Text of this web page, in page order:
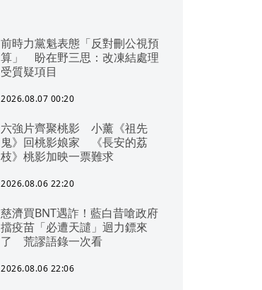
前時力黨魁表態「反對刪公視預
算」 盼在野三思：改凍結處理
受質疑項目
2026.08.07 00:20
六強片齊聚桃影 小薰《祖先
鬼》回桃影娘家 《長安的荔
枝》桃影加映一票難求
2026.08.06 22:20
慈濟買BNT遇詐！藍白昔嗆政府
擋疫苗「必遭天譴」迴力鏢來
了 荒謬語錄一次看
2026.08.06 22:06